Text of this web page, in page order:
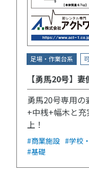
足場・作業台系
【勇馬20号】
勇馬20号専用の
+中桟+幅木と
上！
#商業施設 #学校
#基礎